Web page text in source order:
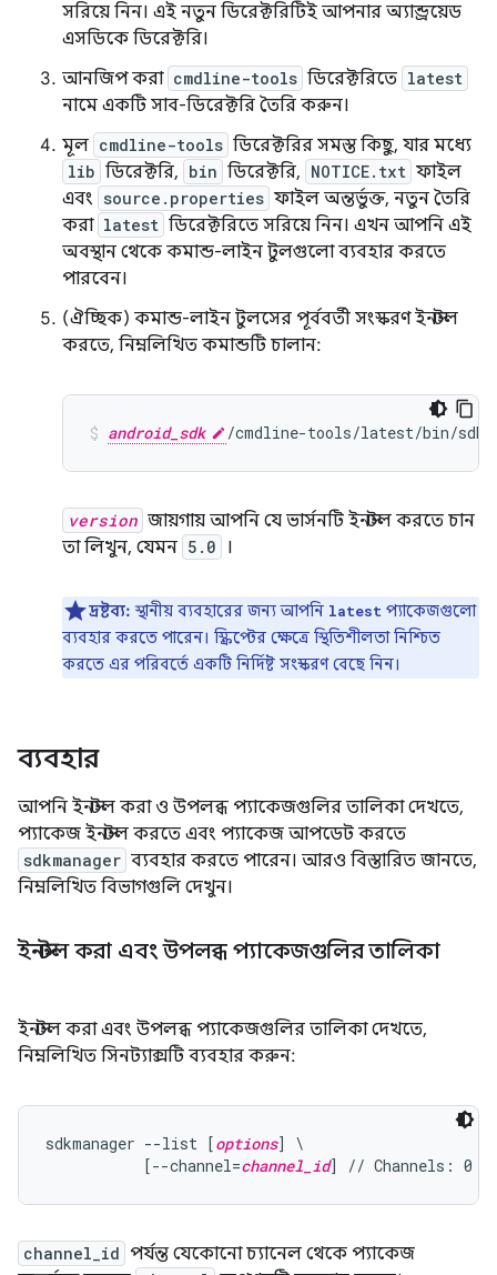
সরিয়ে নিন। এই নতুন ডিরেক্টরিটিই আপনার অ্যান্ড্রয়েড
এসডিকে ডিরেক্টরি।
আনজিপ করা cmdline-tools ডিরেক্টরিতে latest
নামে একটি সাব-ডিরেক্টরি তৈরি করুন।
মূল cmdline-tools ডিরেক্টরির সমস্ত কিছু, যার মধ্যে
lib ডিরেক্টরি, bin ডিরেক্টরি, NOTICE.txt ফাইল
এবং source.properties ফাইল অন্তর্ভুক্ত, নতুন তৈরি
করা latest ডিরেক্টরিতে সরিয়ে নিন। এখন আপনি এই
অবস্থান থেকে কমান্ড-লাইন টুলগুলো ব্যবহার করতে
পারবেন।
(ঐচ্ছিক) কমান্ড-লাইন টুলসের পূর্ববর্তী সংস্করণ ইনস্টল
করতে, নিম্নলিখিত কমান্ডটি চালান:
android_sdk /cmdline-tools/latest/bin/
version জায়গায় আপনি যে ভার্সনটি ইনস্টল করতে চান
তা লিখুন, যেমন 5.0 ।
দ্রষ্টব্য: স্থানীয় ব্যবহারের জন্য আপনি latest প্যাকেজগুলো
ব্যবহার করতে পারেন। স্ক্রিপ্টের ক্ষেত্রে স্থিতিশীলতা নিশ্চিত
করতে এর পরিবর্তে একটি নির্দিষ্ট সংস্করণ বেছে নিন।
ব্যবহার
আপনি ইনস্টল করা ও উপলব্ধ প্যাকেজগুলির তালিকা দেখতে,
প্যাকেজ ইনস্টল করতে এবং প্যাকেজ আপডেট করতে
sdkmanager ব্যবহার করতে পারেন। আরও বিস্তারিত জানতে,
নিম্নলিখিত বিভাগগুলি দেখুন।
ইনস্টল করা এবং উপলব্ধ প্যাকেজগুলির তালিকা
ইনস্টল করা এবং উপলব্ধ প্যাকেজগুলির তালিকা দেখতে,
নিম্নলিখিত সিনট্যাক্সটি ব্যবহার করুন:
sdkmanager --list [options] \
           [--channel=
channel_id
channel_id পর্যন্ত যেকোনো চ্যানেল থেকে প্যাকেজ